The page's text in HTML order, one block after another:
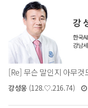
[Re] 무슨 말인지 아무것
강성웅(128.♡.216.74)